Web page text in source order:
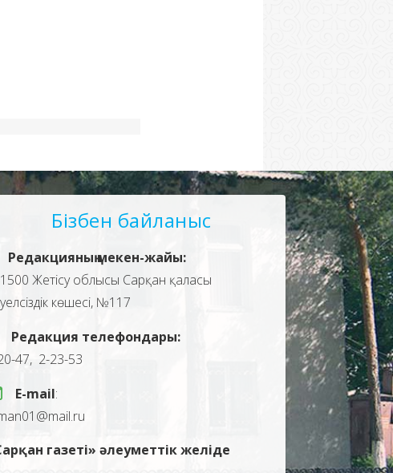
Бізбен байланыс
Редакцияның мекен-жайы:
Жетісу облысы Сарқан қаласы
көшесі, №117
Редакция телефондары:
47, 2-23-53
E-mail:
газеті» әлеуметтік желіде